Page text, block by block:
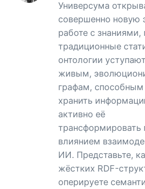
Универсума
совершенно новую
работе с знаниями,
традиционные
онтологии
живым,
графам, способным
хранить
активно её
трансформировать
влиянием
ИИ. Представьте,
жёстких RDF-
оперируете